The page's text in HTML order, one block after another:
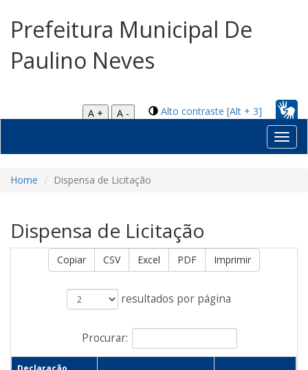
Prefeitura Municipal De
Paulino Neves
Alto contraste [Alt + 3]
A +
A -
Home Dispensa de Licitação
Dispensa de Licitação
Copiar CSV Excel PDF Imprimir
resultados por página
Procurar: